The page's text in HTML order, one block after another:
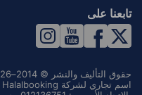
تابعنا على